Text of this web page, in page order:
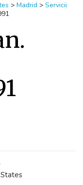
> Madrid > Servicii